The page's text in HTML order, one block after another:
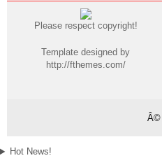
Please respect copyright!
Template designed by
http://fthemes.com/
Â©
Hot News!